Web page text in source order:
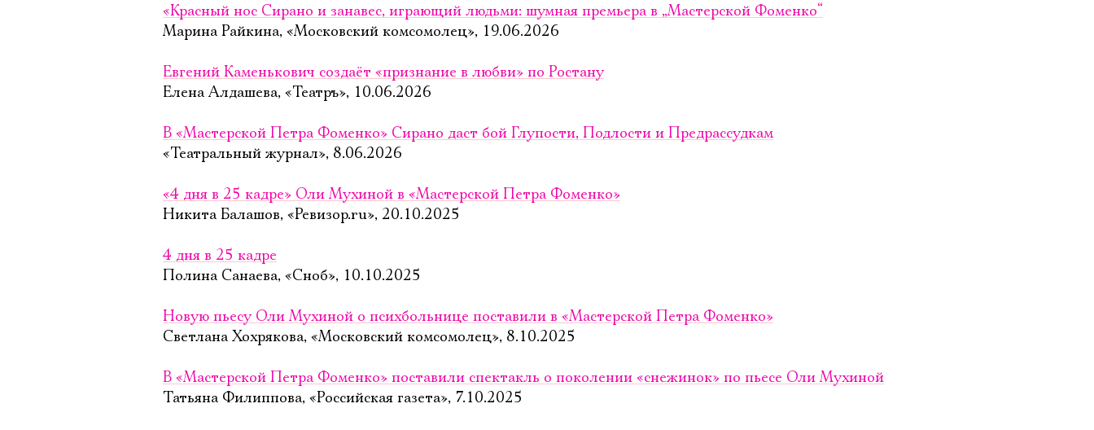
«Красный нос Сирано и занавес, играющий людьми: шумная премьера в „Мастерской Фоменко“
Марина Райкина, «Московский комсомолец», 19.06.2026
Евгений Каменькович создаёт «признание в любви» по Ростану
Елена Алдашева, «Театръ», 10.06.2026
В «Мастерской Петра Фоменко» Сирано даст бой Глупости, Подлости и Предрассудкам
«Театральный журнал», 8.06.2026
«4 дня в 25 кадре» Оли Мухиной в «Мастерской Петра Фоменко»
Никита Балашов, «Ревизор.ru», 20.10.2025
4 дня в 25 кадре
Полина Санаева, «Сноб», 10.10.2025
Новую пьесу Оли Мухиной о психбольнице поставили в «Мастерской Петра Фоменко»
Светлана Хохрякова, «Московский комсомолец», 8.10.2025
В «Мастерской Петра Фоменко» поставили спектакль о поколении «снежинок» по пьесе Оли Мухиной
Татьяна Филиппова, «Российская газета», 7.10.2025